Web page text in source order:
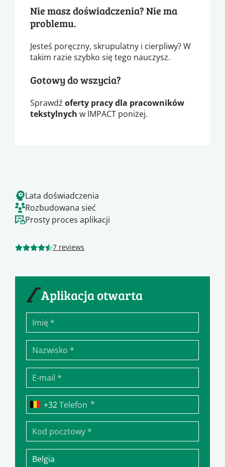
Nie masz doświadczenia? Nie ma
problemu.
Jesteś poręczny, skrupulatny i cierpliwy? W
takim razie szybko się tego nauczysz.
Gotowy do wszycia?
Sprawdź oferty pracy dla pracowników
tekstylnych w IMPACT poniżej.
Aplikacja otwarta
Telefon *
Lata doświadczenia
Rozbudowana sieć
Prosty proces aplikacji
7 reviews